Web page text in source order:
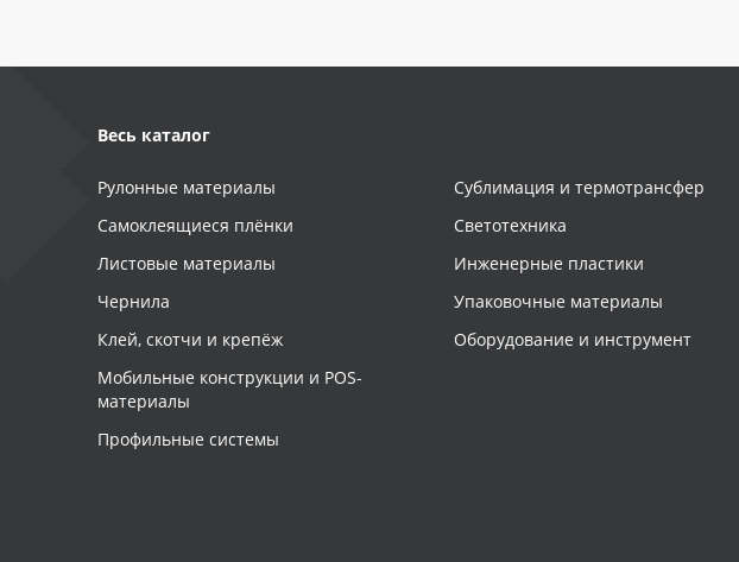
Весь каталог
Рулонные материалы
Самоклеящиеся плёнки
Листовые материалы
Чернила
Клей, скотчи и крепёж
Мобильные конструкции и POS-
материалы
Профильные системы
Сублимация и термотрансфер
Светотехника
Инженерные пластики
Упаковочные материалы
Оборудование и инструмент